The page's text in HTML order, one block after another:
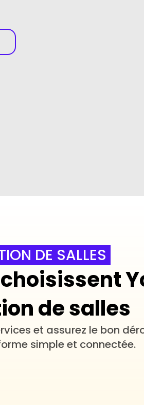
DE SALLES
de salles
et assurez le bon
simple et connectée.